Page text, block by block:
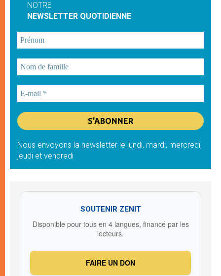
NOTRE
NEWSLETTER QUOTIDIENNE
Nous envoyons la newsletter le lundi, mardi, mercredi,
jeudi et vendredi
SOUTENIR ZENIT
Disponible pour tous en 4 langues, financé par les
lecteurs.
FAIRE UN DON